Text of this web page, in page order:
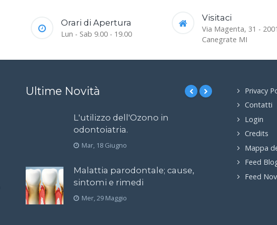
Orari di Apertura
Lun - Sab 9.00 - 19.00
Visitaci
Via Magenta, 31 -
Canegrate MI
Ultime Novità
L'utilizzo dell'Ozono in
odontoiatria.
Mar, 18 Giugno
Malattia parodontale; cause,
sintomi e rimedi
Mer, 29 Maggio
Privacy
Contatti
Login
Credits
Mappa
Feed
Feed